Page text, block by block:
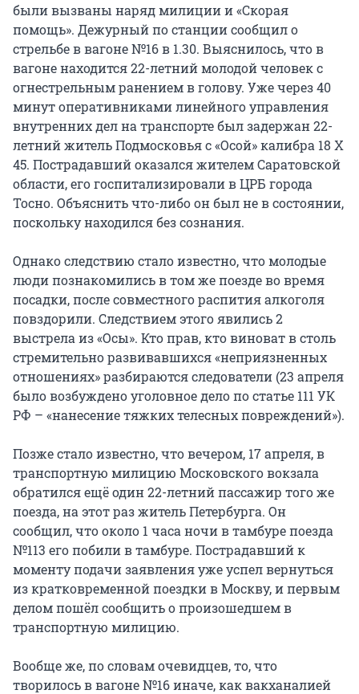
были вызваны наряд милиции и «Cкорая
помощь». Дежурный по станции сообщил о
стрельбе в вагоне №16 в 1.30. Выяснилось, что в
вагоне находится 22-летний молодой человек с
огнестрельным ранением в голову. Уже через 40
минут оперативниками линейного управления
внутренних дел на транспорте был задержан 22-
летний житель Подмосковья с «Осой» калибра 18 X
45. Пострадавший оказался жителем Саратовской
области, его госпитализировали в ЦРБ города
Тосно. Объяснить что-либо он был не в состоянии,
поскольку находился без сознания.
Однако следствию стало известно, что молодые
люди познакомились в том же поезде во время
посадки, после совместного распития алкоголя
повздорили. Следствием этого явились 2
выстрела из «Осы». Кто прав, кто виноват в столь
стремительно развивавшихся «неприязненных
отношениях» разбираются следователи (23 апреля
было возбуждено уголовное дело по статье 111 УК
РФ – «нанесение тяжких телесных повреждений»).
Позже стало известно, что вечером, 17 апреля, в
транспортную милицию Московского вокзала
обратился ещё один 22-летний пассажир того же
поезда, на этот раз житель Петербурга. Он
сообщил, что около 1 часа ночи в тамбуре поезда
№113 его побили в тамбуре. Пострадавший к
моменту подачи заявления уже успел вернуться
из кратковременной поездки в Москву, и первым
делом пошёл сообщить о произошедшем в
транспортную милицию.
Вообще же, по словам очевидцев, то, что
творилось в вагоне №16 иначе, как вакханалией